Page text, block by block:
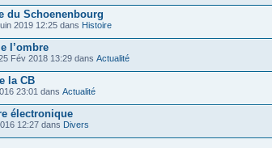
du Schoenenbourg
2019 12:25 dans Histoire
l’ombre
Fév 2018 13:29 dans Actualité
la CB
23:01 dans Actualité
électronique
12:27 dans Divers